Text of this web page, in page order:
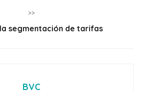
>>
segmentación de tarifas
BVC